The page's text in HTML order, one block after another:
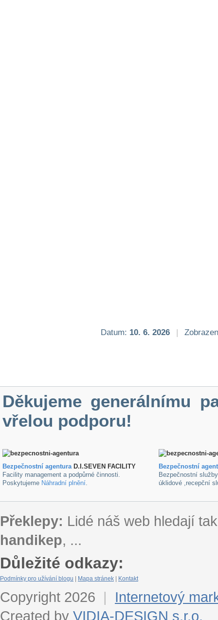
Datum: 10. 6. 2026 |
Děkujeme generálnímu
vřelou podporu!
Bezpečnostní agenturaD.I.SEVEN FACILITY
Facility management a podpůrné činnosti.
Poskytujeme Náhradní plnění.
Bezpečnostní
Bezpečnostní
úklidové ,recepční
Překlepy: Lidé náš web hledají
handikep, ...
Důležité odkazy:
Podmínky pro užívání blogu Mapa stránek Kontakt
Copyright 2026 |
Internetový
Created by VIDIA-DESIGN s.r.o.